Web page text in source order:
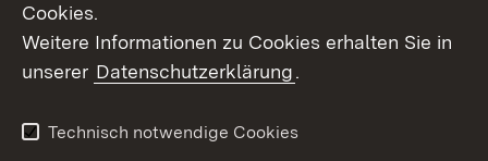
Cookies.
Weitere Informationen zu Cookies erhalten Sie in
unserer Datenschutzerklärung.
Technisch notwendige Cookies